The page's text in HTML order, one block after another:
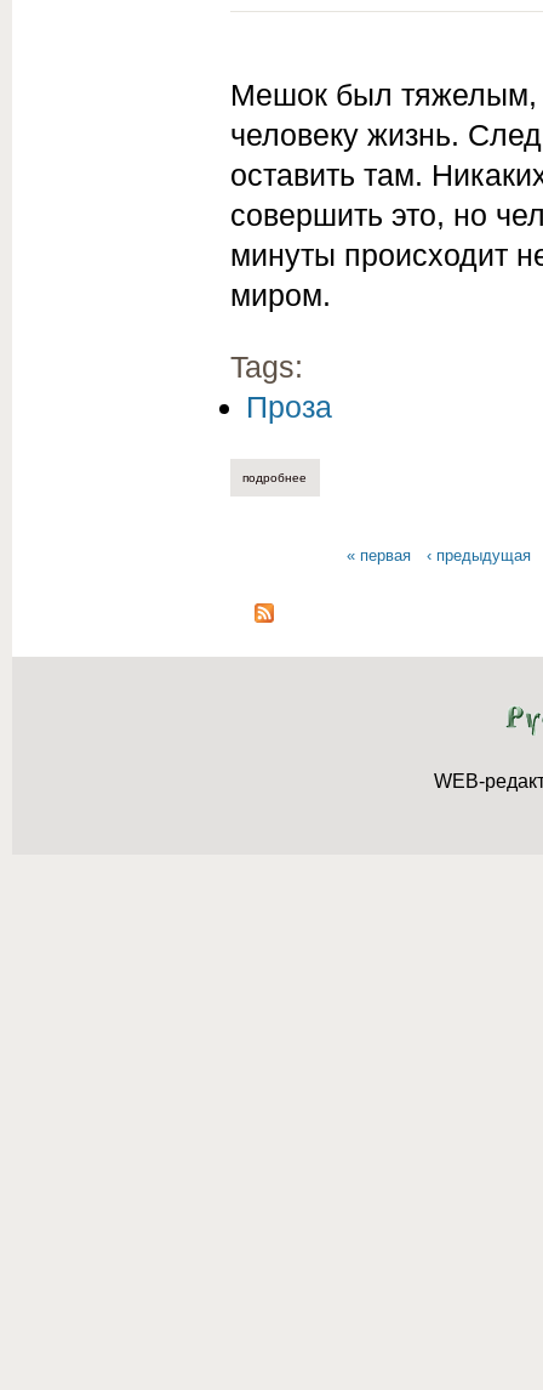
Мешок был тяжелым,
человеку жизнь.
оставить там.
совершить это, но
минуты происходит
миром.
Tags:
Проза
подробнее
« первая ‹ предыдущая
WEB-